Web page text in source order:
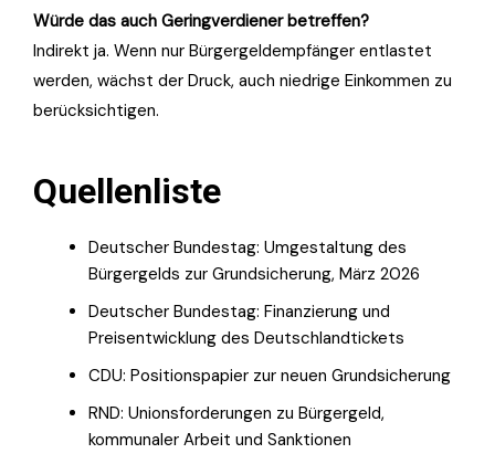
Würde das auch Geringverdiener betreffen?
Indirekt ja. Wenn nur Bürgergeldempfänger entlastet
werden, wächst der Druck, auch niedrige Einkommen zu
berücksichtigen.
Quellenliste
Deutscher Bundestag: Umgestaltung des
Bürgergelds zur Grundsicherung, März 2026
Deutscher Bundestag: Finanzierung und
Preisentwicklung des Deutschlandtickets
CDU: Positionspapier zur neuen Grundsicherung
RND: Unionsforderungen zu Bürgergeld,
kommunaler Arbeit und Sanktionen